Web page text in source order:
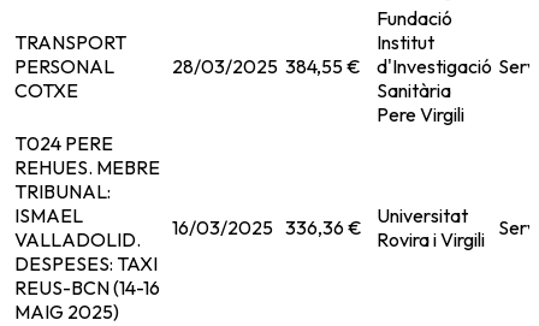
TRANSPORT
PERSONAL
COTXE
28/03/2025 384,55 €
Fundació
Institut
d'Investigació
Sanitària
Pere Virgili
T024 PERE
REHUES. MEBRE
TRIBUNAL:
ISMAEL
VALLADOLID.
DESPESES: TAXI
REUS-BCN (14-16
MAIG 2025)
16/03/2025 336,36 €
Universitat
Rovira i Virgili